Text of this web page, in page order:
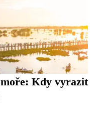
Kdy vyrazit